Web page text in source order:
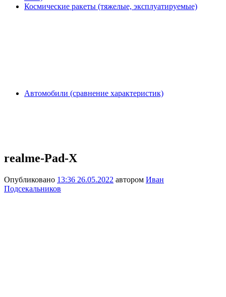
Космические ракеты (тяжелые, эксплуатируемые)
Автомобили (сравнение характеристик)
realme-Pad-X
Опубликовано 13:36 26.05.2022 автором Иван
Подсекальников